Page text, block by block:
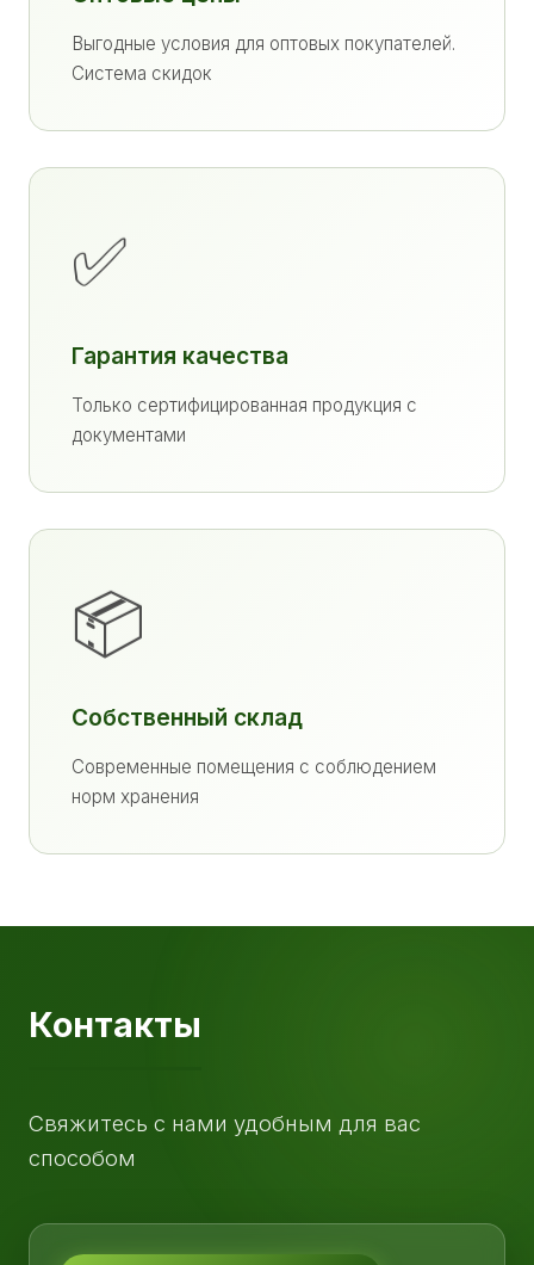
Выгодные условия для оптовых покупателей.
Система скидок
✅
Гарантия качества
Только сертифицированная продукция с
документами
📦
Собственный склад
Современные помещения с соблюдением
норм хранения
Контакты
Свяжитесь с нами удобным для вас
способом